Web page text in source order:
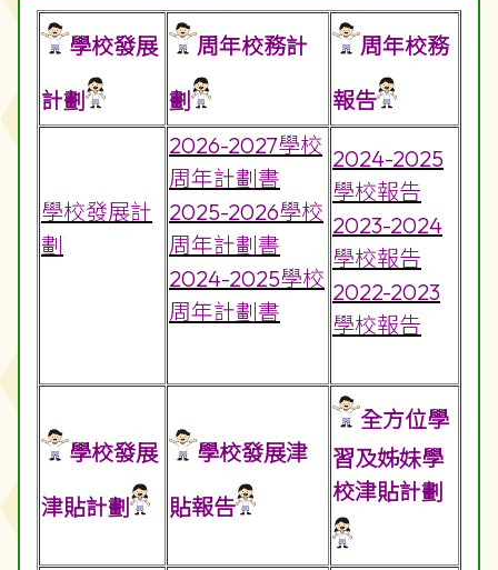
學校發展
計劃
周年校務計
劃
周年校務
報告
學校發展計
劃
2026-2027學校
周年計劃書
2025-2026學校
周年計劃書
2024-2025學校
周年計劃書
2024-2025
學校報告
2023-2024
學校報告
2022-2023
學校報告
學校發展
津貼計劃
學校發展津
貼報告
全方位學
習及姊妹學
校津貼計劃